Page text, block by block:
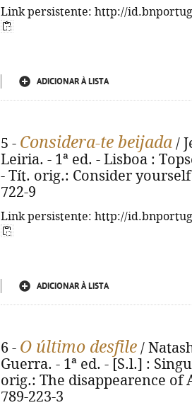
Link persistente: http://
ADICIONAR À LISTA
5 - Considera-te beijada /
Leiria. - 1ª ed. - Lisboa :
- Tít. orig.: Consider yourself
722-9
Link persistente: http://
ADICIONAR À LISTA
6 - O último desfile /
Guerra. - 1ª ed. - [S.l.] :
orig.: The disappearence of
789-223-3